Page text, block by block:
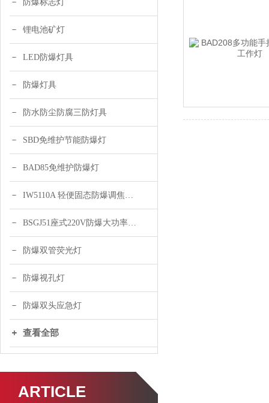
防爆标志灯
锂电池矿灯
LED防爆灯具
防爆灯具
防水防尘防腐三防灯具
SBD免维护节能防爆灯
BAD85免维护防爆灯
IW5110A 轻便固态防爆调焦头灯
BSGJ51座式220V防爆大功率声光报警器 绿色 黄色
防爆双管荧光灯
防爆视孔灯
防爆双头应急灯
查看全部
ARTICLE